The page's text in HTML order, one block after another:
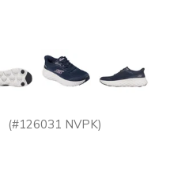
(#126031 NVPK)